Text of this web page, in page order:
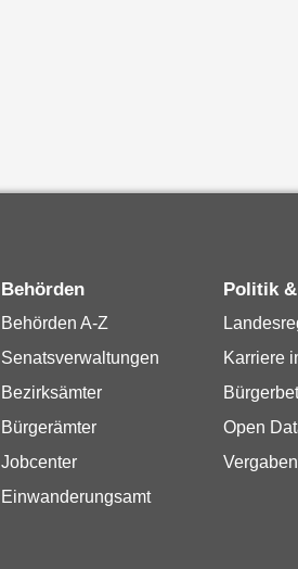
Behörden
Behörden A-Z
Senatsverwaltungen
Bezirksämter
Bürgerämter
Jobcenter
Einwanderungsamt
Politik
Karriere
Open
Vergaben